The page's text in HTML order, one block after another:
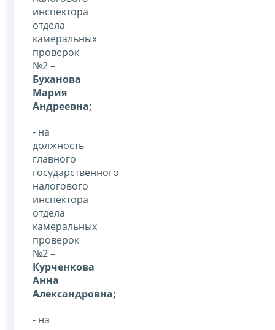
инспектора
отдела
камеральных
проверок
№2 –
Буханова
Мария
Андреевна;
- на
должность
главного
государственного
налогового
инспектора
отдела
камеральных
проверок
№2 –
Курченкова
Анна
Александровна;
- на